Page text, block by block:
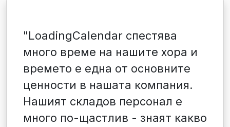
"LoadingCalendar спестява
много време на нашите хора и
времето е една от основните
ценности в нашата компания.
Нашият складов персонал е
много по-щастлив - знаят какво